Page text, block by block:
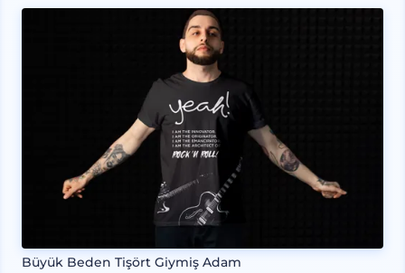
Büyük Beden Tişört Giymiş Adam